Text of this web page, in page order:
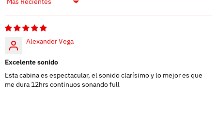
Sort by
Alexander Vega
Excelente sonido
Esta cabina es espectacular, el sonido clarísimo y lo mejor es que
me dura 12hrs continuos sonando full